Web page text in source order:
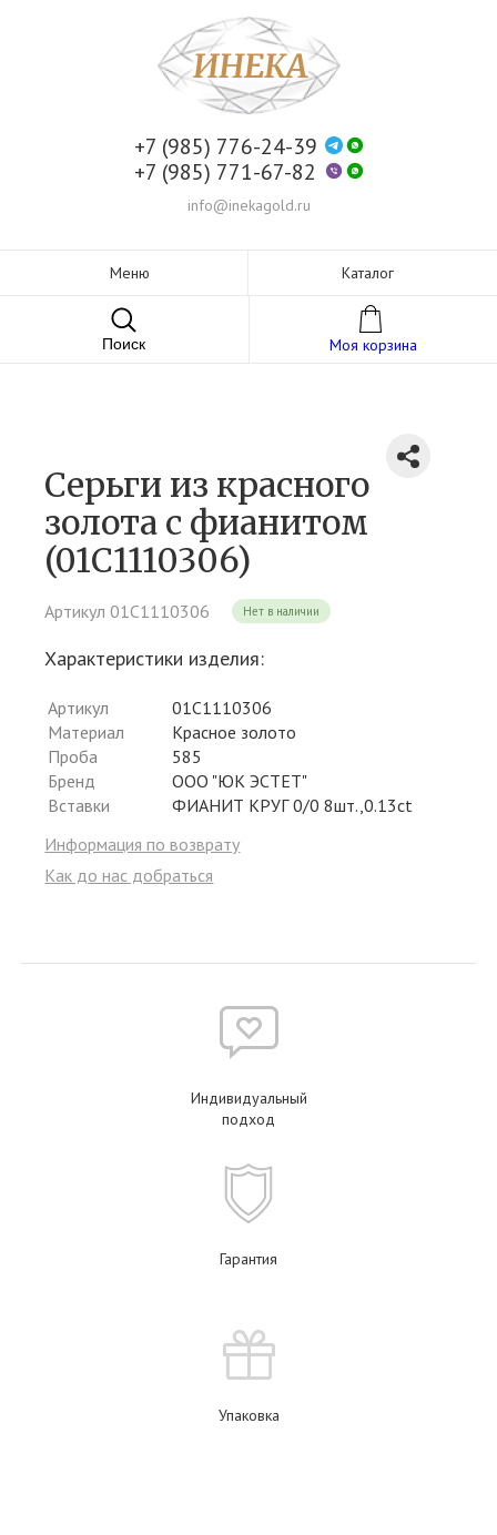
+7 (985) 776-24-39
+7 (985) 771-67-82
info@inekagold.ru
Меню Каталог
Поиск Моя корзина
Серьги из красного
золота c фианитом
(01С1110306)
Артикул 01С1110306 Нет в наличии
Характеристики изделия:
Артикул
01С1110306
Материал
Красное золото
Проба
585
Бренд
ООО "ЮК ЭСТЕТ"
Вставки
ФИАНИТ КРУГ 0/0 8шт.,0.13ct
Информация по возврату
Как до нас добраться
Индивидуальный
подход
Гарантия
Упаковка